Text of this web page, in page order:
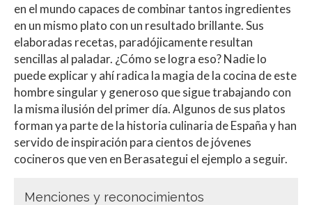
en el mundo capaces de combinar tantos ingredientes
en un mismo plato con un resultado brillante. Sus
elaboradas recetas, paradójicamente resultan
sencillas al paladar. ¿Cómo se logra eso? Nadie lo
puede explicar y ahí radica la magia de la cocina de este
hombre singular y generoso que sigue trabajando con
la misma ilusión del primer día. Algunos de sus platos
forman ya parte de la historia culinaria de España y han
servido de inspiración para cientos de jóvenes
cocineros que ven en Berasategui el ejemplo a seguir.
Menciones y reconocimientos